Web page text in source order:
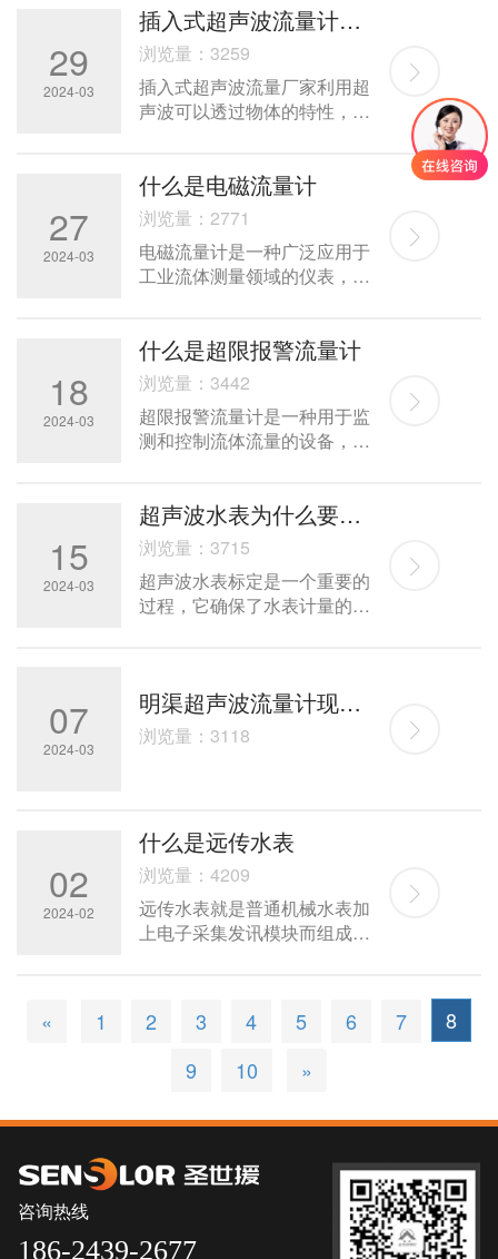
工程。因此，为了节省人力、
准确地计量，我们可以采用明
渠超声波流量计来进行，下面
我们简单了解一下。
29
2024-03
插入式超声波流量计维护的要领
浏览量：3259
插入式超声波流量厂家利用超
声波可以透过物体的特性，在
称这种形式为clampon型流。
它主要应用于大口径管道流量
测量，有时需要在管内直接开
口安装超声波发送装置，这时
称之为接液式超声波流量计。
27
2024-03
什么是电磁流量计
浏览量：2771
电磁流量计是一种广泛应用于
工业流体测量领域的仪表，其
场中运动时产生的感应电势来
推算流量，具有测量准确、响
应速度快、可靠性高等优点，
因此在液体流量测量中得到了
广泛应用。
18
2024-03
什么是超限报警流量计
浏览量：3442
超限报警流量计是一种用于监
测和控制流体流量的设备，广
量计的性能和功能也得到了不
断提升，为工业生产和流程控
制提供了更加可靠和高效的手
段。
15
2024-03
超声波水表为什么要做出厂标定
浏览量：3715
超声波水表标定是一个重要的
过程，它确保了水表计量的准
准确性和精度。下面，我们将
详细介绍超声波水表标定的过
程，包括其重要性、方法和注
07
2024-03
明渠超声波流量计现场运行准确性验证方法的探讨
浏览量：3118
02
2024-02
什么是远传水表
浏览量：4209
远传水表就是普通机械水表加
上电子采集发讯模块而组成，
的抄表器。
« 1 2 3 4 5 6 7
8
9
10 »
咨询热线
186-2439-2677